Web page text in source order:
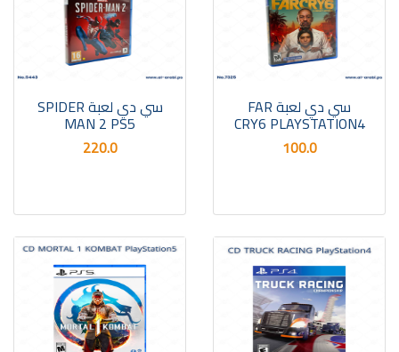
سي دي لعبة FAR
CRY6 PLAYSTATION4
100.0
سي دي لعبة SPIDER
MAN 2 PS5
220.0